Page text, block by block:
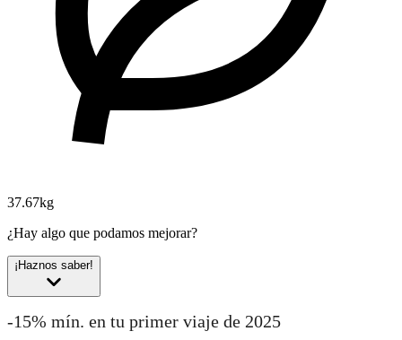
37.67kg
¿Hay algo que podamos mejorar?
¡Haznos saber!
-15% mín. en tu primer viaje de 2025